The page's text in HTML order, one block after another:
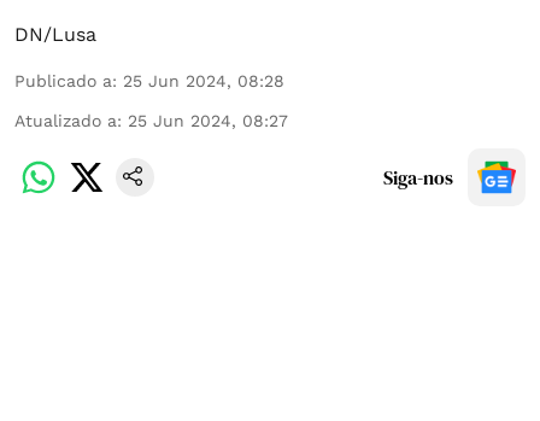
DN/Lusa
Publicado a: 25 Jun 2024, 08:28
Atualizado a: 25 Jun 2024, 08:27
Siga-nos